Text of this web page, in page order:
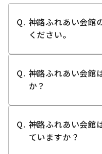
神路ふれあい会館
ください。
神路ふれあい会館
か？
神路ふれあい会館
ていますか？